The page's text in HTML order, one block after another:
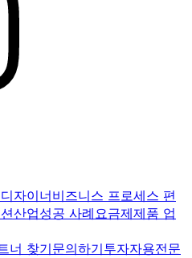
자이너비즈니스 프로세스 편
산업성공 사례요금제제품 업
너 찾기문의하기투자자용전문